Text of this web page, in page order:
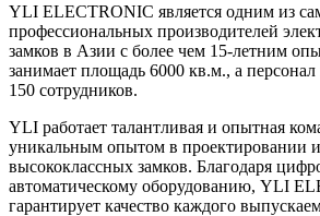
YLI ELECTRONIC является одним из
профессиональных производителей
замков в Азии с более чем 15-летним
занимает площадь 6000 кв.м., а персонал
150 сотрудников.
YLI работает талантливая и опытная
уникальным опытом в проектировании и
высококлассных замков. Благодаря
автоматическому оборудованию, YLI
гарантирует качество каждого